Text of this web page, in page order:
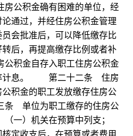
公积金确有困难的单位，经
通过，并经住房公积金管理
会批准后，可以降低缴存比
后，再提高缴存比例或者补
金自存入职工住房公积金
率计息。 第二十二条 住房
积金的职工发放缴存住房公
单位为职工缴存的住房公
）机关在预算中列支；
定收支后，在预算或者费用